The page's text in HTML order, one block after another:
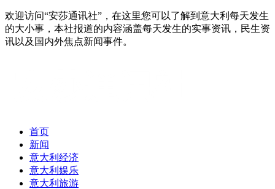
欢迎访问“安莎通讯社”，在这里您可以了解到意大利每天发生
的大小事，本社报道的内容涵盖每天发生的实事资讯，民生资
讯以及国内外焦点新闻事件。
首页
新闻
意大利经济
意大利娱乐
意大利旅游